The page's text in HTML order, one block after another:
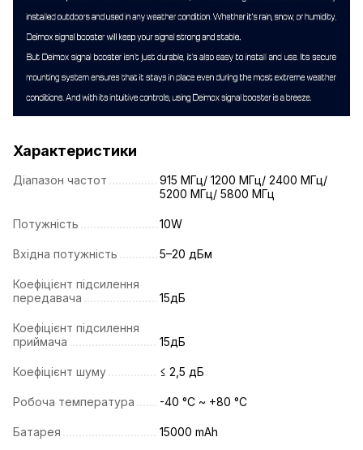
Характеристики
Діапазон частот
915 МГц/ 1200 МГц/ 2400 МГц/
5200 МГц/ 5800 МГц
Потужність 10W
Вхідна потужність 5–20 дБм
Коефіцієнт підсилення
передавача
15дБ
Коефіцієнт підсилення
приймача
15дБ
Коефіцієнт шуму ≤ 2,5 дБ
Робоча температура -40 °C ~ +80 °C
Батарея 15000 mAh